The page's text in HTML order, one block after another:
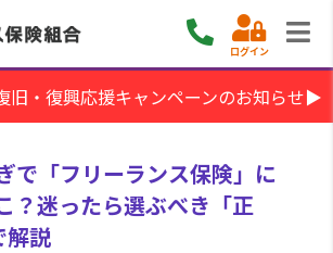
ログイン
旧・復興応援キャンペーンのお知らせ▶
で「フリーランス保険」に
？迷ったら選ぶべき「正
解説